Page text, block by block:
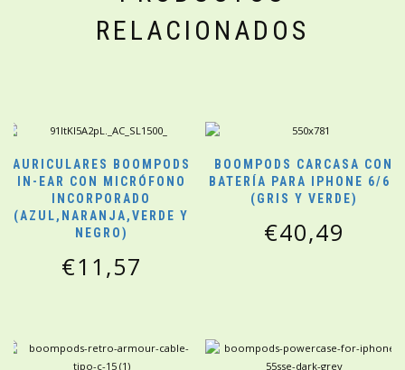
RELACIONADOS
AURICULARES BOOMPODS
IN-EAR CON MICRÓFONO
INCORPORADO
(AZUL,NARANJA,VERDE Y
NEGRO)
€11,57
BOOMPODS CARCASA CON
BATERÍA PARA IPHONE 6/6S
(GRIS Y VERDE)
€40,49